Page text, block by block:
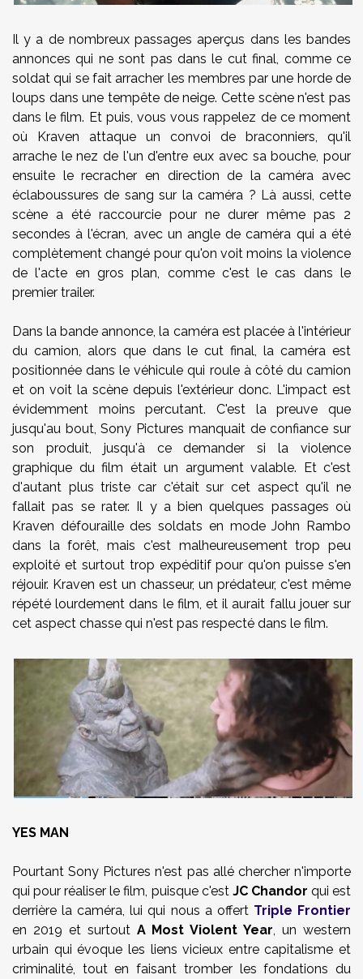
Il y a de nombreux passages aperçus dans les bandes
annonces qui ne sont pas dans le cut final, comme ce
soldat qui se fait arracher les membres par une horde de
loups dans une tempête de neige. Cette scène n'est pas
dans le film. Et puis, vous vous rappelez de ce moment
où Kraven attaque un convoi de braconniers, qu'il
arrache le nez de l'un d'entre eux avec sa bouche, pour
ensuite le recracher en direction de la caméra avec
éclaboussures de sang sur la caméra ? Là aussi, cette
scène a été raccourcie pour ne durer même pas 2
secondes à l'écran, avec un angle de caméra qui a été
complètement changé pour qu'on voit moins la violence
de l'acte en gros plan, comme c'est le cas dans le
premier trailer.
Dans la bande annonce, la caméra est placée à l'intérieur
du camion, alors que dans le cut final, la caméra est
positionnée dans le véhicule qui roule à côté du camion
et on voit la scène depuis l'extérieur donc. L'impact est
évidemment moins percutant. C'est la preuve que
jusqu'au bout, Sony Pictures manquait de confiance sur
son produit, jusqu'à ce demander si la violence
graphique du film était un argument valable. Et c'est
d'autant plus triste car c'était sur cet aspect qu'il ne
fallait pas se rater. Il y a bien quelques passages où
Kraven défouraille des soldats en mode John Rambo
dans la forêt, mais c'est malheureusement trop peu
exploité et surtout trop expéditif pour qu'on puisse s'en
réjouir. Kraven est un chasseur, un prédateur, c'est même
répété lourdement dans le film, et il aurait fallu jouer sur
cet aspect chasse qui n'est pas respecté dans le film.
YES MAN
Pourtant Sony Pictures n'est pas allé chercher n'importe
qui pour réaliser le film, puisque c'est JC Chandor qui est
derrière la caméra, lui qui nous a offert Triple Frontier
en 2019 et surtout A Most Violent Year , un western
urbain qui évoque les liens vicieux entre capitalisme et
criminalité, tout en faisant tromber les fondations du